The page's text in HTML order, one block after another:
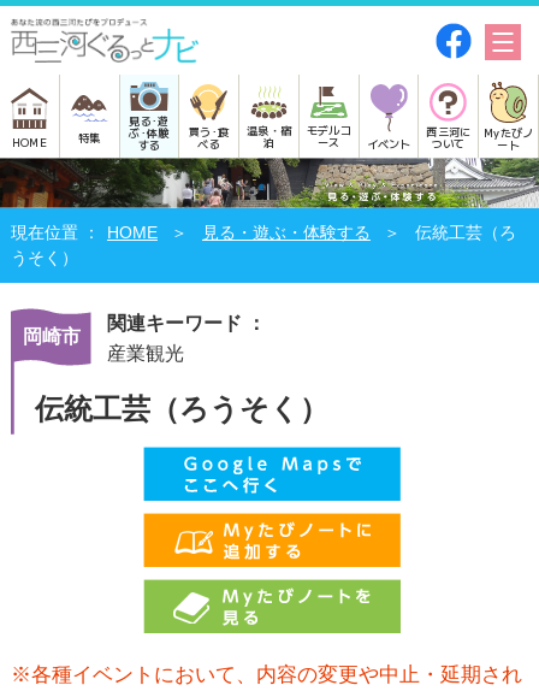
HOME 特集
見る･遊
ぶ･体験
する
買う･食
べる
温泉・宿
泊
モデルコ
ース イベント
西三河に
ついて
Myたびノ
ート
HOME 見る・遊ぶ・体験する
伝統工芸（ろ
うそく）
岡崎市
関連キーワード ：
産業観光
伝統工芸（ろうそく）
※各種イベントにおいて、内容の変更や中止・延期され